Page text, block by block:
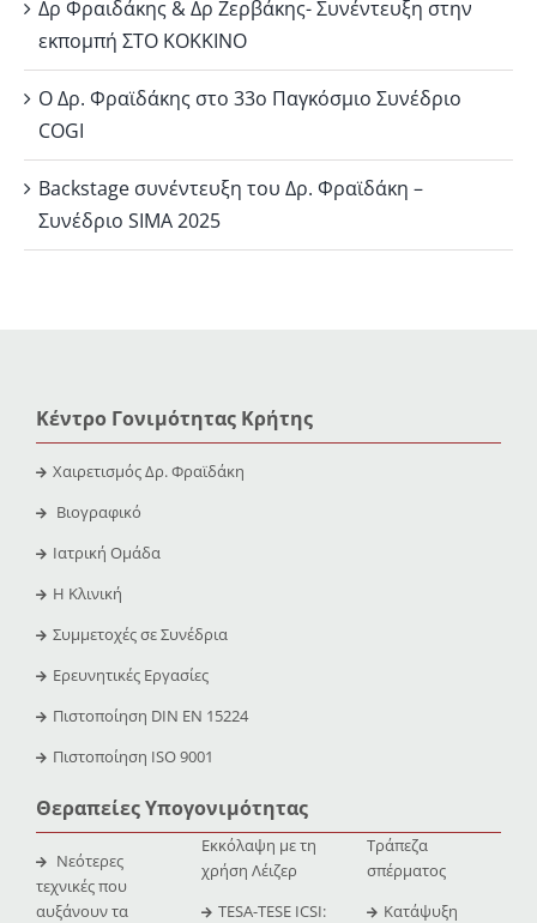
Δρ Φραιδάκης & Δρ Ζερβάκης- Συνέντευξη στην
εκπομπή ΣΤΟ ΚΟΚΚΙΝΟ
Ο Δρ. Φραϊδάκης στο 33ο Παγκόσμιο Συνέδριο
COGI
Backstage συνέντευξη του Δρ. Φραϊδάκη –
Συνέδριο SIMA 2025
Κέντρο Γονιμότητας Κρήτης
Χαιρετισμός Δρ. Φραϊδάκη
Βιογραφικό
Ιατρική Ομάδα
Η Κλινική
Συμμετοχές σε Συνέδρια
Ερευνητικές Εργασίες
Πιστοποίηση DIN EN 15224
Πιστοποίηση ISO 9001
Θεραπείες Υπογονιμότητας
Νεότερες
τεχνικές που
αυξάνουν τα
Εκκόλαψη με τη
χρήση Λέιζερ
TESA-TESE ICSI:
Τράπεζα
σπέρματος
Κατάψυξη